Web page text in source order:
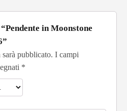
in Moonstone
pubblicato. I campi
*